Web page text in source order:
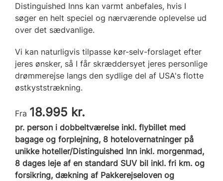
Distinguished Inns kan varmt anbefales, hvis I
søger en helt speciel og nærværende oplevelse ud
over det sædvanlige.
Vi kan naturligvis tilpasse kør-selv-forslaget efter
jeres ønsker, så I får skræddersyet jeres personlige
drømmerejse langs den sydlige del af USA's flotte
østkyststrækning.
Fra 18.995 kr.
pr. person i dobbeltværelse inkl. flybillet med
bagage og forplejning, 8 hotelovernatninger på
unikke hoteller/Distinguished Inn inkl. morgenmad,
8 dages leje af en standard SUV bil inkl. fri km. og
forsikring, dækning af Pakkerejseloven og